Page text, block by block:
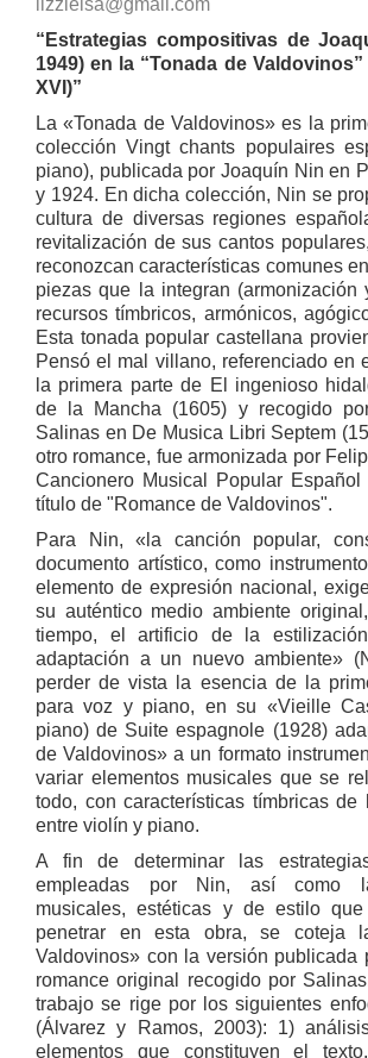
lizzieisa@gmail.com
“Estrategias compositivas de
1949) en la “Tonada de
XVI)”
La «Tonada de Valdovinos» es la
colección Vingt chants populaires
piano), publicada por Joaquín Nin en
y 1924. En dicha colección, Nin se
cultura de diversas regiones
revitalización de sus cantos
reconozcan características comunes
piezas que la integran (armonización
recursos tímbricos, armónicos,
Esta tonada popular castellana
Pensó el mal villano, referenciado en
la primera parte de El ingenioso
de la Mancha (1605) y recogido
Salinas en De Musica Libri Septem
otro romance, fue armonizada por
Cancionero Musical Popular Español
título de "Romance de Valdovinos".
Para Nin, «la canción popular,
documento artístico, como
elemento de expresión nacional,
su auténtico medio ambiente
tiempo, el artificio de la
adaptación a un nuevo ambiente»
perder de vista la esencia de la
para voz y piano, en su «Vieille
piano) de Suite espagnole (1928)
de Valdovinos» a un formato
variar elementos musicales que se
todo, con características tímbricas de
entre violín y piano.
A fin de determinar las
empleadas por Nin, así como
musicales, estéticas y de estilo
penetrar en esta obra, se coteja
Valdovinos» con la versión publicada
romance original recogido por
trabajo se rige por los siguientes
(Álvarez y Ramos, 2003): 1)
elementos que constituyen el